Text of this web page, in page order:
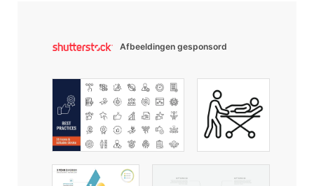
Afbeeldingen gesponsord